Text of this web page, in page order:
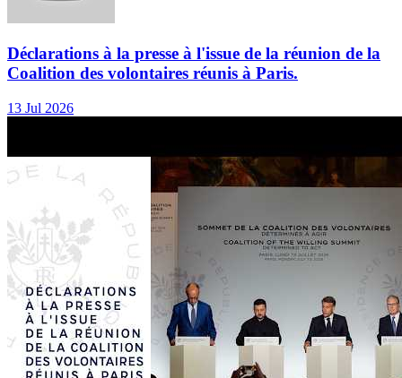
Déclarations à la presse à l'issue de la réunion de la
Coalition des volontaires réunis à Paris.
13 Jul 2026